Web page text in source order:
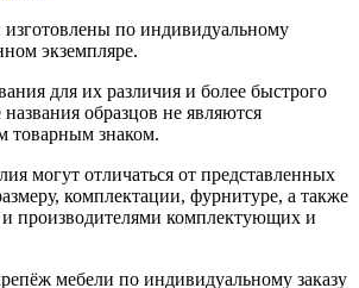
по индивидуальному
экземпляре.
для их различия и более быстрого
образцов не являются
товарным знаком.
могут отличаться от представленных
комплектации, фурнитуре, а также
производителями комплектующих и
мебели по индивидуальному заказу